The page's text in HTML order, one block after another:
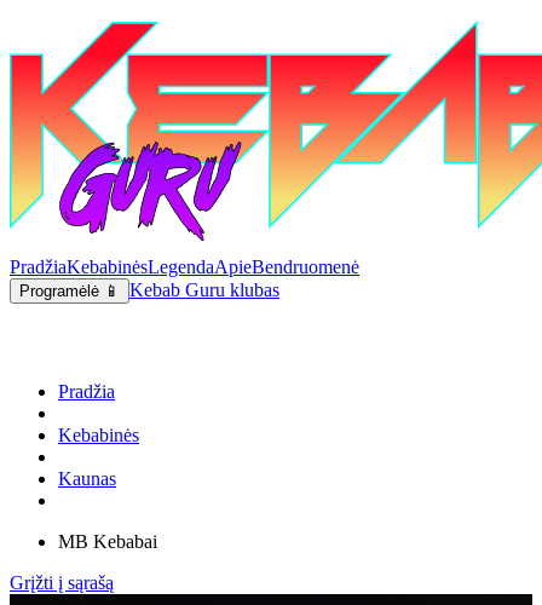
PradžiaKebabinėsLegendaApieBendruomenė
Programėlė 📱 Kebab Guru klubas
Pradžia
Kebabinės
Kaunas
MB Kebabai
Grįžti į sąrašą